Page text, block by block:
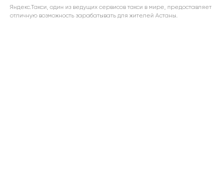
Яндекс.Такси, один из ведущих сервисов такси в мире, предоставляет
отличную возможность зарабатывать для жителей Астаны.